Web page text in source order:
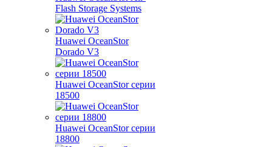
Flash Storage Systems
Huawei OceanStor
Dorado V3
Huawei OceanStor серии
18500
Huawei OceanStor серии
18800